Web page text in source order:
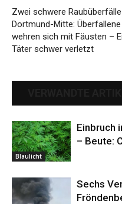
Zwei schwere
Dortmund-Mitte: Überfallene
wehren sich mit Fäusten –
Täter schwer verletzt
Blaulicht
Einbruch
– Beute:
Sechs